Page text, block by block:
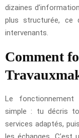
dizaines
plus structurée, ce
intervenants.
Comment
Le fonctionnement
simple : tu décris
services adaptés,